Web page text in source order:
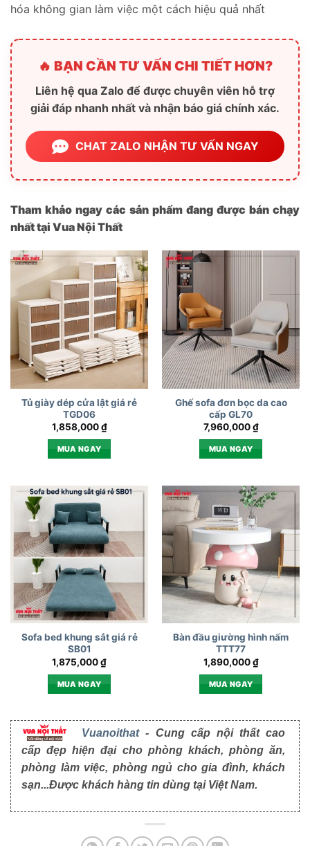
hóa không gian làm việc một cách hiệu quả nhất
🔥 BẠN CẦN TƯ VẤN CHI TIẾT HƠN?
Liên hệ qua Zalo để được chuyên viên hỗ trợ
giải đáp nhanh nhất và nhận báo giá chính xác.
CHAT ZALO NHẬN TƯ VẤN NGAY
Tham khảo ngay các sản phẩm đang được bán chạy
nhất tại Vua Nội Thất
Tủ giày dép cửa lật giá rẻ
TGD06
1,858,000₫
MUA NGAY
Ghế sofa đơn bọc da cao
cấp GL70
7,960,000₫
MUA NGAY
Sofa bed khung sắt giá rẻ
SB01
1,875,000₫
MUA NGAY
Bàn đầu giường hình nấm
TTT77
1,890,000₫
MUA NGAY
Vuanoithat- Cung cấp nội thất cao
cấp đẹp hiện đại cho phòng khách, phòng ăn,
phòng làm việc, phòng ngủ cho gia đình, khách
sạn...Được khách hàng tin dùng tại Việt Nam.